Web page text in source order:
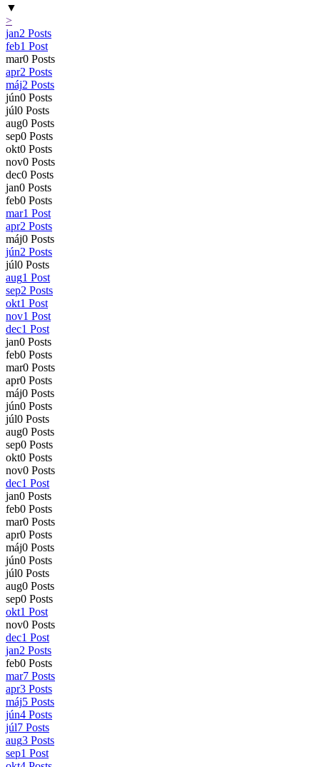
▼
>
jan2 Posts
feb1 Post
mar0 Posts
apr2 Posts
máj2 Posts
jún0 Posts
júl0 Posts
aug0 Posts
sep0 Posts
okt0 Posts
nov0 Posts
dec0 Posts
jan0 Posts
feb0 Posts
mar1 Post
apr2 Posts
máj0 Posts
jún2 Posts
júl0 Posts
aug1 Post
sep2 Posts
okt1 Post
nov1 Post
dec1 Post
jan0 Posts
feb0 Posts
mar0 Posts
apr0 Posts
máj0 Posts
jún0 Posts
júl0 Posts
aug0 Posts
sep0 Posts
okt0 Posts
nov0 Posts
dec1 Post
jan0 Posts
feb0 Posts
mar0 Posts
apr0 Posts
máj0 Posts
jún0 Posts
júl0 Posts
aug0 Posts
sep0 Posts
okt1 Post
nov0 Posts
dec1 Post
jan2 Posts
feb0 Posts
mar7 Posts
apr3 Posts
máj5 Posts
jún4 Posts
júl7 Posts
aug3 Posts
sep1 Post